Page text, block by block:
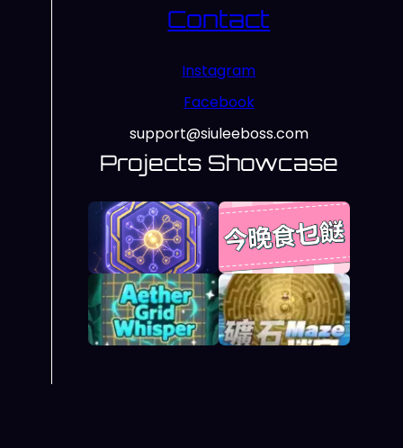
Contact
Instagram
Facebook
support@siuleeboss.com
Projects Showcase